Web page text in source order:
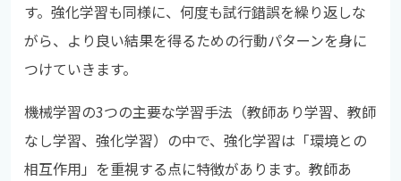
す。強化学習も同様に、何度も試行錯誤を繰り返しな
がら、より良い結果を得るための行動パターンを身に
つけていきます。
機械学習の3つの主要な学習手法（教師あり学習、教師
なし学習、強化学習）の中で、強化学習は「環境との
相互作用」を重視する点に特徴があります。教師あ